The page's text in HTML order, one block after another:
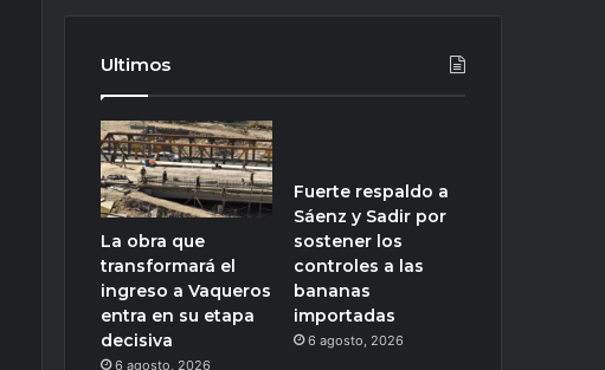
Ultimos
La obra que
transformará el
ingreso a Vaqueros
entra en su etapa
decisiva
6 agosto, 2026
Fuerte respaldo a
Sáenz y Sadir por
sostener los
controles a las
bananas
importadas
6 agosto, 2026